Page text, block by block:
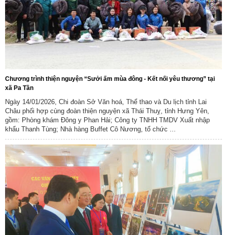
Chương trình thiện nguyện “Sưởi ấm mùa đông - Kết nối yêu thương” tại
xã Pa Tần
Ngày 14/01/2026, Chi đoàn Sở Văn hoá, Thể thao và Du lịch tỉnh Lai
Châu phối hợp cùng đoàn thiện nguyện xã Thái Thuỵ, tỉnh Hưng Yên,
gồm: Phòng khám Đông y Phan Hải; Công ty TNHH TMDV Xuất nhập
khẩu Thanh Tùng; Nhà hàng Buffet Cô Nương, tổ chức ...